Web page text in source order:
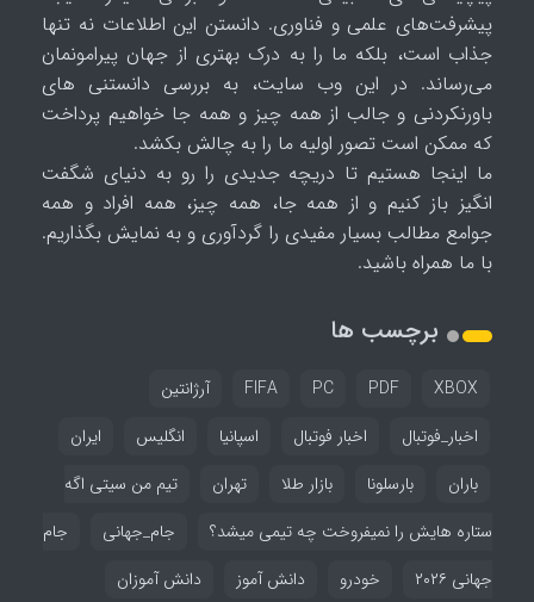
پیشرفت‌های علمی و فناوری. دانستن این اطلاعات نه تنها
جذاب است، بلکه ما را به درک بهتری از جهان پیرامونمان
می‌رساند. در این وب سایت، به بررسی دانستنی های
باورنکردنی و جالب از همه چیز و همه جا خواهیم پرداخت
که ممکن است تصور اولیه ما را به چالش بکشد.
ما اینجا هستیم تا دریچه جدیدی را رو به دنیای شگفت
انگیز باز کنیم و از همه جا، همه چیز، همه افراد و همه
جوامع مطالب بسیار مفیدی را گردآوری و به نمایش بگذاریم.
با ما همراه باشید.
برچسب ها
FIFA PC PDF XBOX
آرژانتین
اخبار_فوتبال
اخبار فوتبال اسپانیا انگلیس
ایران
باران
بارسلونا بازار طلا تهران
تیم من سیتی اگه
ستاره هایش را نمیفروخت چه تیمی میشد؟
جام_جهانی
جام
جهانی ۲۰۲۶
خودرو دانش آموز دانش آموزان